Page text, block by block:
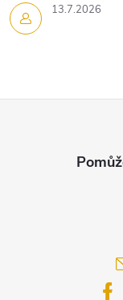
13.7.2026